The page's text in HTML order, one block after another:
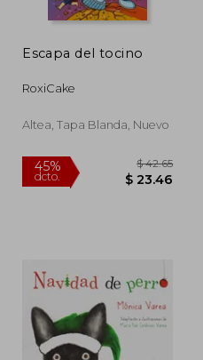
45%
dcto.
Escapa del tocino
RoxiCake
Altea, Tapa Blanda, Nuevo